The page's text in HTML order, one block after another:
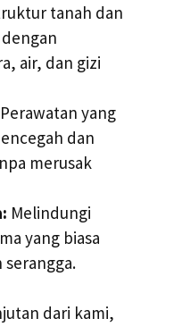
tanah dan
air, dan gizi
Perawatan yang
dan
merusak
Melindungi
yang biasa
dari kami,